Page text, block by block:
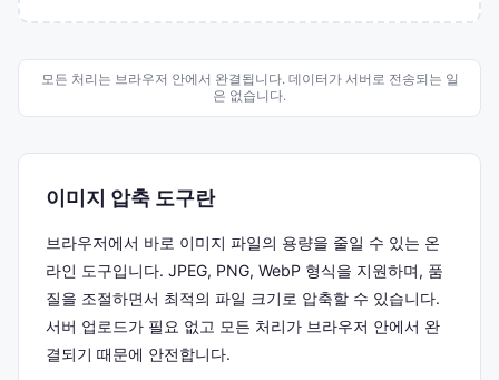
모든 처리는 브라우저 안에서 완결됩니다. 데이터가 서버로 전송되는 일
은 없습니다.
이미지 압축 도구란
브라우저에서 바로 이미지 파일의 용량을 줄일 수 있는 온
라인 도구입니다. JPEG, PNG, WebP 형식을 지원하며, 품
질을 조절하면서 최적의 파일 크기로 압축할 수 있습니다.
서버 업로드가 필요 없고 모든 처리가 브라우저 안에서 완
결되기 때문에 안전합니다.